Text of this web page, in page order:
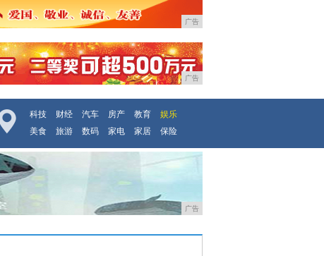
广告
广告
科技 财经 汽车 房产 教育
娱乐
美食
旅游 数码 家电 家居 保险
广告